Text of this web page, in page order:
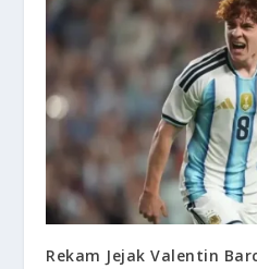
Rekam Jejak Valentin